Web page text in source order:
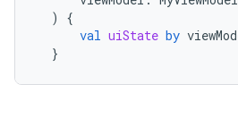
)
{
val uiState by
}